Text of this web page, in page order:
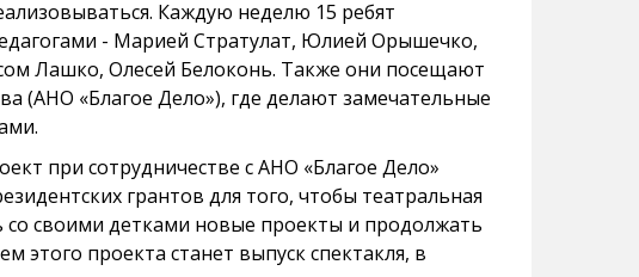
Каждую неделю 15 ребят
- Марией Стратулат, Юлией Орышечко,
Лашко, Олесей Белоконь. Также они посещают
(АНО «Благое Дело»), где делают замечательные
при сотрудничестве с АНО «Благое Дело»
грантов для того, чтобы театральная
со своими детками новые проекты и продолжать
этого проекта станет выпуск спектакля, в